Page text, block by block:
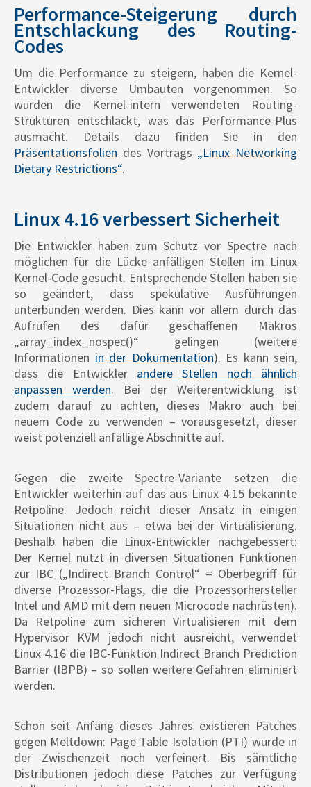
Performance-Steigerung durch
Entschlackung des Routing-
Codes
Um die Performance zu steigern, haben die Kernel-
Entwickler diverse Umbauten vorgenommen. So
wurden die Kernel-intern verwendeten Routing-
Strukturen entschlackt, was das Performance-Plus
ausmacht. Details dazu finden Sie in den
Präsentationsfolien des Vortrags „Linux Networking
Dietary Restrictions“.
Linux 4.16 verbessert Sicherheit
Die Entwickler haben zum Schutz vor Spectre nach
möglichen für die Lücke anfälligen Stellen im Linux
Kernel-Code gesucht. Entsprechende Stellen haben sie
so geändert, dass spekulative Ausführungen
unterbunden werden. Dies kann vor allem durch das
Aufrufen des dafür geschaffenen Makros
„array_index_nospec()“ gelingen (weitere
Informationen in der Dokumentation). Es kann sein,
dass die Entwickler andere Stellen noch ähnlich
anpassen werden. Bei der Weiterentwicklung ist
zudem darauf zu achten, dieses Makro auch bei
neuem Code zu verwenden – vorausgesetzt, dieser
weist potenziell anfällige Abschnitte auf.
Gegen die zweite Spectre-Variante setzen die
Entwickler weiterhin auf das aus Linux 4.15 bekannte
Retpoline. Jedoch reicht dieser Ansatz in einigen
Situationen nicht aus – etwa bei der Virtualisierung.
Deshalb haben die Linux-Entwickler nachgebessert:
Der Kernel nutzt in diversen Situationen Funktionen
zur IBC („Indirect Branch Control“ = Oberbegriff für
diverse Prozessor-Flags, die die Prozessorhersteller
Intel und AMD mit dem neuen Microcode nachrüsten).
Da Retpoline zum sicheren Virtualisieren mit dem
Hypervisor KVM jedoch nicht ausreicht, verwendet
Linux 4.16 die IBC-Funktion Indirect Branch Prediction
Barrier (IBPB) – so sollen weitere Gefahren eliminiert
werden.
Schon seit Anfang dieses Jahres existieren Patches
gegen Meltdown: Page Table Isolation (PTI) wurde in
der Zwischenzeit noch verfeinert. Bis sämtliche
Distributionen jedoch diese Patches zur Verfügung